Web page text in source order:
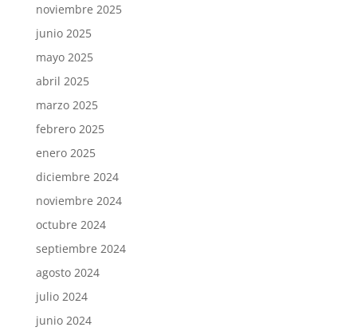
noviembre 2025
junio 2025
mayo 2025
abril 2025
marzo 2025
febrero 2025
enero 2025
diciembre 2024
noviembre 2024
octubre 2024
septiembre 2024
agosto 2024
julio 2024
junio 2024